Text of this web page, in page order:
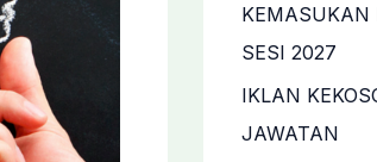
KEMASUKAN
SESI 2027
IKLAN
JAWATAN